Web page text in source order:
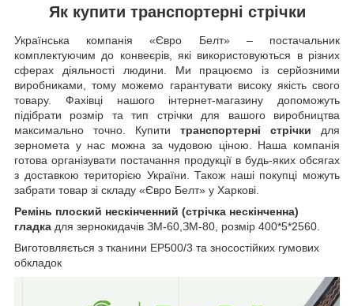
Як купити транспортерні стрічки
Українська компанія «Євро Белт» – постачальник
комплектуючим до конвеєрів, які використовуються в різних
сферах діяльності людини. Ми працюємо із серйозними
виробниками, тому можемо гарантувати високу якість свого
товару. Фахівці нашого інтернет-магазину допоможуть
підібрати розмір та тип стрічки для вашого виробництва
максимально точно. Купити транспортерні стрічки для
зерномета у нас можна за чудовою ціною. Наша компанія
готова організувати постачання продукції в будь-яких обсягах
з доставкою територією України. Також наші покупці можуть
забрати товар зі складу «Євро Белт» у Харкові.
Ремінь плоский нескінченний (стрічка нескінченна)
гладка для зернокидачів ЗМ-60,ЗМ-80, розмір 400*5*2560.
Виготовляється з тканини ЕР500/3 та зносостійких гумових
обкладок